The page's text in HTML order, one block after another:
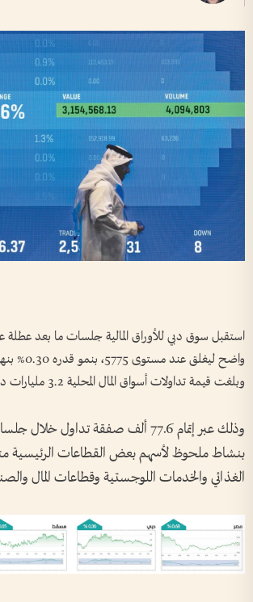
استقبل سوق دبي للأوراق المالية جلسات ما بعد
واضح ليغلق
وبلغت قيمة تداولات أسواق المال المحلية 3.2 مليارات درهم.
وذلك عبر إتمام 77.6 ألف صفقة تداول
بنشاط ملحوظ لأسهم بعض القطاعات الرئيسية
الغذائي والخدمات اللوجستية وقطاعات المال